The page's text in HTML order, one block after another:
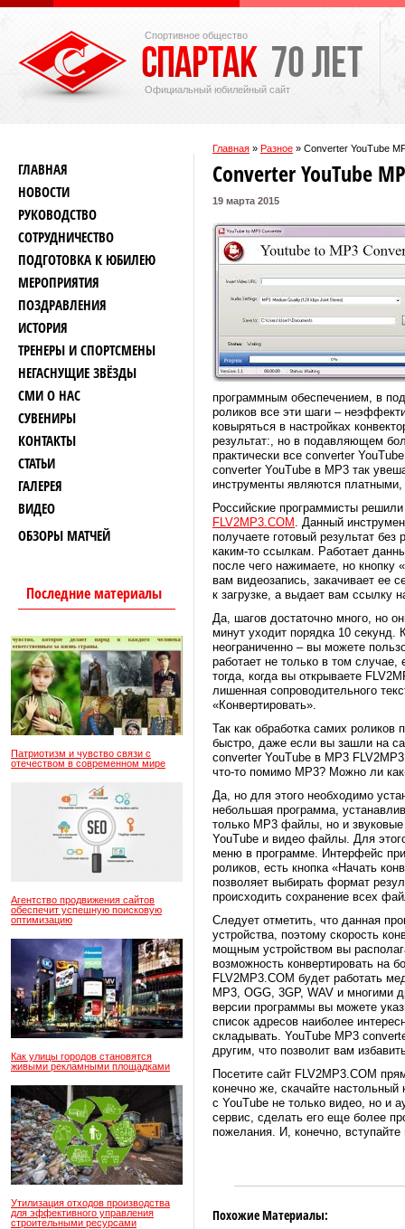
Спортивное общество
Официальный юбилейный сайт
Главная » Разное » Converter YouTube
ГЛАВНАЯ
НОВОСТИ
РУКОВОДСТВО
СОТРУДНИЧЕСТВО
ПОДГОТОВКА К ЮБИЛЕЮ
МЕРОПРИЯТИЯ
ПОЗДРАВЛЕНИЯ
ИСТОРИЯ
ТРЕНЕРЫ И СПОРТСМЕНЫ
НЕГАСНУЩИЕ ЗВЁЗДЫ
СМИ О НАС
СУВЕНИРЫ
КОНТАКТЫ
СТАТЬИ
ГАЛЕРЕЯ
ВИДЕО
ОБЗОРЫ МАТЧЕЙ
Последние материалы
Патриотизм и чувство связи с
отечеством в современном мире
Агентство продвижения сайтов
обеспечит успешную поисковую
оптимизацию
Как улицы городов становятся
живыми рекламными площадками
Утилизация отходов производства
для эффективного управления
строительными ресурсами
Converter YouTube
19 марта 2015
программным обеспечением, в
роликов все эти шаги –
ковыряться в настройках
результат:, но в подавляющем
практически все converter
converter YouTube в MP3 так
инструменты являются
Российские программисты
FLV2MP3.COM . Данный
получаете готовый результат
каким-то ссылкам. Работает
после чего нажимаете, но кнопку
вам видеозапись, закачивает ее
к загрузке, а выдает вам ссылку
Да, шагов достаточно много, но
минут уходит порядка 10 секунд.
неограниченно – вы можете
работает не только в том случае,
тогда, когда вы открываете
лишенная сопроводительного
«Конвертировать».
Так как обработка самих
быстро, даже если вы зашли на
converter YouTube в MP3
что-то помимо MP3? Можно ли
Да, но для этого необходимо
небольшая программа,
только MP3 файлы, но и
YouTube и видео файлы. Для
меню в программе. Интерфейс
роликов, есть кнопка «Начать
позволяет выбирать формат
происходить сохранение всех
Следует отметить, что данная
устройства, поэтому скорость
мощным устройством вы
возможность конвертировать на
FLV2MP3.COM будет работать
MP3, OGG, 3GP, WAV и многими
версии программы вы можете
список адресов наиболее
складывать. YouTube MP3
другим, что позволит вам
Посетите сайт FLV2MP3.COM
конечно же, скачайте настольный
с YouTube не только видео, но и
сервис, сделать его еще более
пожелания. И, конечно,
Похожие Материалы: